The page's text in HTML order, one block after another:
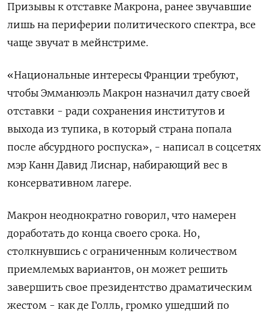
Призывы к отставке Макрона, ранее звучавшие
лишь на периферии политического спектра, все
чаще звучат в мейнстриме.
«Национальные интересы Франции требуют,
чтобы Эмманюэль Макрон назначил дату своей
отставки - ради сохранения институтов и
выхода из тупика, в который страна попала
после абсурдного роспуска», - написал в соцсетях
мэр Канн Давид Лиснар, набирающий вес в
консервативном лагере.
Макрон неоднократно говорил, что намерен
доработать до конца своего срока. Но,
столкнувшись с ограниченным количеством
приемлемых вариантов, он может решить
завершить свое президентство драматическим
жестом - как де Голль, громко ушедший по